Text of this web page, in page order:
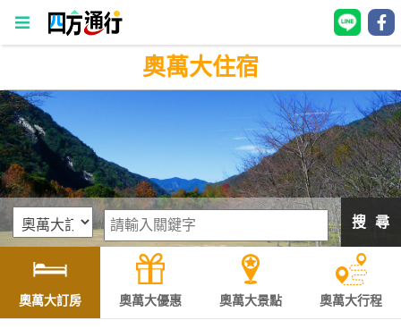
四
方
通
行
訂
房
灣
訂
房
奧萬大住宿
搜 尋
奧萬大訂房 奧萬大優惠 奧萬大景點 奧萬大行程